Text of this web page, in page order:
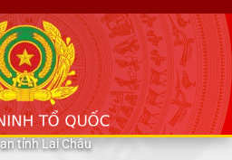
tỉnh Lai Châu